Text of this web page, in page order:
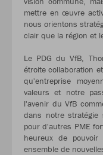
mettre en œuvre
nous orientons
clair que la région et
Le PDG du VfB,
étroite collaboration
qu'entreprise
valeurs et notre
l'avenir du VfB
dans notre stratégie
pour d'autres PME
heureux de
ensemble de